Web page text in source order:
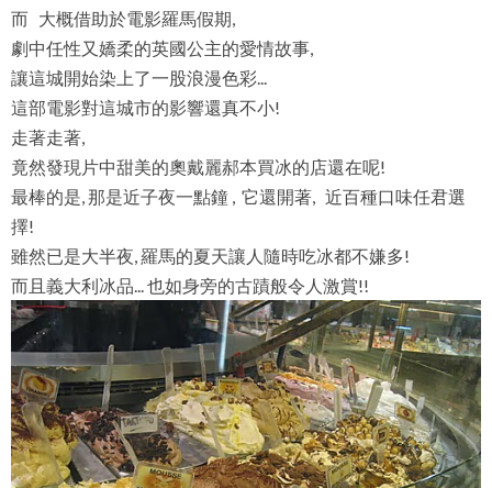
而 大概借助於電影羅馬假期,
劇中任性又嬌柔的英國公主的愛情故事,
讓這城開始染上了一股浪漫色彩...
這部電影對這城市的影響還真不小!
走著走著,
竟然發現片中甜美的奧戴麗郝本買冰的店還在呢!
最棒的是, 那是近子夜一點鐘 , 它還開著, 近百種口味任君選
擇!
雖然已是大半夜, 羅馬的夏天讓人隨時吃冰都不嫌多!
而且義大利冰品... 也如身旁的古蹟般令人激賞!!